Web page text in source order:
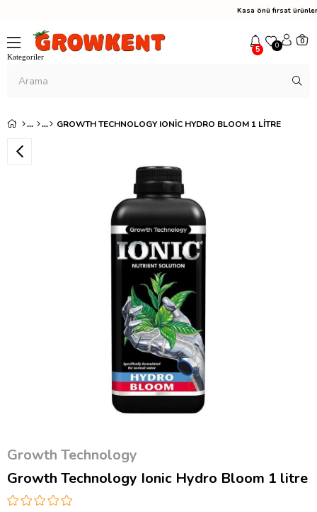
Kasa önü fırsat
5 0 0
GROWTH TECHNOLOGY IONIC HYDRO BLOOM 1 LITRE
Growth Technology
Growth Technology Ionic Hydro Bloom 1 litre